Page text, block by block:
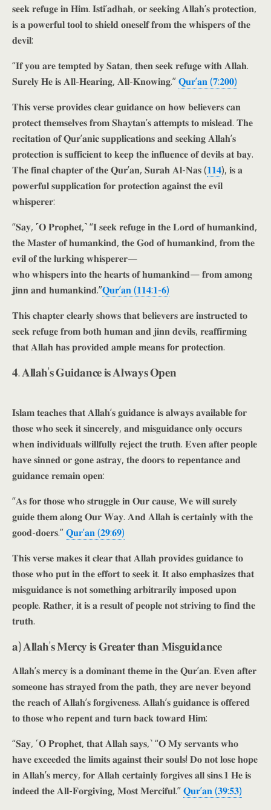
𝐬𝐞𝐞𝐤 𝐫𝐞𝐟𝐮𝐠𝐞 𝐢𝐧 𝐇𝐢𝐦. 𝐈𝐬𝐭𝐢’𝐚𝐝𝐡𝐚𝐡, 𝐨𝐫 𝐬𝐞𝐞𝐤𝐢𝐧𝐠 𝐀𝐥𝐥𝐚𝐡’𝐬 𝐩𝐫𝐨𝐭𝐞𝐜𝐭𝐢𝐨𝐧,
𝐢𝐬 𝐚 𝐩𝐨𝐰𝐞𝐫𝐟𝐮𝐥 𝐭𝐨𝐨𝐥 𝐭𝐨 𝐬𝐡𝐢𝐞𝐥𝐝 𝐨𝐧𝐞𝐬𝐞𝐥𝐟 𝐟𝐫𝐨𝐦 𝐭𝐡𝐞 𝐰𝐡𝐢𝐬𝐩𝐞𝐫𝐬 𝐨𝐟 𝐭𝐡𝐞
𝐝𝐞𝐯𝐢𝐥:
“𝐈𝐟 𝐲𝐨𝐮 𝐚𝐫𝐞 𝐭𝐞𝐦𝐩𝐭𝐞𝐝 𝐛𝐲 𝐒𝐚𝐭𝐚𝐧, 𝐭𝐡𝐞𝐧 𝐬𝐞𝐞𝐤 𝐫𝐞𝐟𝐮𝐠𝐞 𝐰𝐢𝐭𝐡 𝐀𝐥𝐥𝐚𝐡.
𝐒𝐮𝐫𝐞𝐥𝐲 𝐇𝐞 𝐢𝐬 𝐀𝐥𝐥-𝐇𝐞𝐚𝐫𝐢𝐧𝐠, 𝐀𝐥𝐥-𝐊𝐧𝐨𝐰𝐢𝐧𝐠.”𝐐𝐮𝐫’𝐚𝐧 (𝟕:𝟐𝟎𝟎)
𝐓𝐡𝐢𝐬 𝐯𝐞𝐫𝐬𝐞 𝐩𝐫𝐨𝐯𝐢𝐝𝐞𝐬 𝐜𝐥𝐞𝐚𝐫 𝐠𝐮𝐢𝐝𝐚𝐧𝐜𝐞 𝐨𝐧 𝐡𝐨𝐰 𝐛𝐞𝐥𝐢𝐞𝐯𝐞𝐫𝐬 𝐜𝐚𝐧
𝐩𝐫𝐨𝐭𝐞𝐜𝐭 𝐭𝐡𝐞𝐦𝐬𝐞𝐥𝐯𝐞𝐬 𝐟𝐫𝐨𝐦 𝐒𝐡𝐚𝐲𝐭𝐚𝐧’𝐬 𝐚𝐭𝐭𝐞𝐦𝐩𝐭𝐬 𝐭𝐨 𝐦𝐢𝐬𝐥𝐞𝐚𝐝. 𝐓𝐡𝐞
𝐫𝐞𝐜𝐢𝐭𝐚𝐭𝐢𝐨𝐧 𝐨𝐟 𝐐𝐮𝐫’𝐚𝐧𝐢𝐜 𝐬𝐮𝐩𝐩𝐥𝐢𝐜𝐚𝐭𝐢𝐨𝐧𝐬 𝐚𝐧𝐝 𝐬𝐞𝐞𝐤𝐢𝐧𝐠 𝐀𝐥𝐥𝐚𝐡’𝐬
𝐩𝐫𝐨𝐭𝐞𝐜𝐭𝐢𝐨𝐧 𝐢𝐬 𝐬𝐮𝐟𝐟𝐢𝐜𝐢𝐞𝐧𝐭 𝐭𝐨 𝐤𝐞𝐞𝐩 𝐭𝐡𝐞 𝐢𝐧𝐟𝐥𝐮𝐞𝐧𝐜𝐞 𝐨𝐟 𝐝𝐞𝐯𝐢𝐥𝐬 𝐚𝐭 𝐛𝐚𝐲.
𝐓𝐡𝐞 𝐟𝐢𝐧𝐚𝐥 𝐜𝐡𝐚𝐩𝐭𝐞𝐫 𝐨𝐟 𝐭𝐡𝐞 𝐐𝐮𝐫’𝐚𝐧, 𝐒𝐮𝐫𝐚𝐡 𝐀𝐥-𝐍𝐚𝐬 (𝟏𝟏𝟒), 𝐢𝐬 𝐚
𝐩𝐨𝐰𝐞𝐫𝐟𝐮𝐥 𝐬𝐮𝐩𝐩𝐥𝐢𝐜𝐚𝐭𝐢𝐨𝐧 𝐟𝐨𝐫 𝐩𝐫𝐨𝐭𝐞𝐜𝐭𝐢𝐨𝐧 𝐚𝐠𝐚𝐢𝐧𝐬𝐭 𝐭𝐡𝐞 𝐞𝐯𝐢𝐥
𝐰𝐡𝐢𝐬𝐩𝐞𝐫𝐞𝐫:
“𝐒𝐚𝐲, ˹𝐎 𝐏𝐫𝐨𝐩𝐡𝐞𝐭,˺ “𝐈 𝐬𝐞𝐞𝐤 𝐫𝐞𝐟𝐮𝐠𝐞 𝐢𝐧 𝐭𝐡𝐞 𝐋𝐨𝐫𝐝 𝐨𝐟 𝐡𝐮𝐦𝐚𝐧𝐤𝐢𝐧𝐝,
𝐭𝐡𝐞 𝐌𝐚𝐬𝐭𝐞𝐫 𝐨𝐟 𝐡𝐮𝐦𝐚𝐧𝐤𝐢𝐧𝐝, 𝐭𝐡𝐞 𝐆𝐨𝐝 𝐨𝐟 𝐡𝐮𝐦𝐚𝐧𝐤𝐢𝐧𝐝, 𝐟𝐫𝐨𝐦 𝐭𝐡𝐞
𝐞𝐯𝐢𝐥 𝐨𝐟 𝐭𝐡𝐞 𝐥𝐮𝐫𝐤𝐢𝐧𝐠 𝐰𝐡𝐢𝐬𝐩𝐞𝐫𝐞𝐫—
𝐰𝐡𝐨 𝐰𝐡𝐢𝐬𝐩𝐞𝐫𝐬 𝐢𝐧𝐭𝐨 𝐭𝐡𝐞 𝐡𝐞𝐚𝐫𝐭𝐬 𝐨𝐟 𝐡𝐮𝐦𝐚𝐧𝐤𝐢𝐧𝐝— 𝐟𝐫𝐨𝐦 𝐚𝐦𝐨𝐧𝐠
𝐣𝐢𝐧𝐧 𝐚𝐧𝐝 𝐡𝐮𝐦𝐚𝐧𝐤𝐢𝐧𝐝.”𝐐𝐮𝐫’𝐚𝐧 (𝟏𝟏𝟒:𝟏-𝟔)
𝐓𝐡𝐢𝐬 𝐜𝐡𝐚𝐩𝐭𝐞𝐫 𝐜𝐥𝐞𝐚𝐫𝐥𝐲 𝐬𝐡𝐨𝐰𝐬 𝐭𝐡𝐚𝐭 𝐛𝐞𝐥𝐢𝐞𝐯𝐞𝐫𝐬 𝐚𝐫𝐞 𝐢𝐧𝐬𝐭𝐫𝐮𝐜𝐭𝐞𝐝 𝐭𝐨
𝐬𝐞𝐞𝐤 𝐫𝐞𝐟𝐮𝐠𝐞 𝐟𝐫𝐨𝐦 𝐛𝐨𝐭𝐡 𝐡𝐮𝐦𝐚𝐧 𝐚𝐧𝐝 𝐣𝐢𝐧𝐧 𝐝𝐞𝐯𝐢𝐥𝐬, 𝐫𝐞𝐚𝐟𝐟𝐢𝐫𝐦𝐢𝐧𝐠
𝐭𝐡𝐚𝐭 𝐀𝐥𝐥𝐚𝐡 𝐡𝐚𝐬 𝐩𝐫𝐨𝐯𝐢𝐝𝐞𝐝 𝐚𝐦𝐩𝐥𝐞 𝐦𝐞𝐚𝐧𝐬 𝐟𝐨𝐫 𝐩𝐫𝐨𝐭𝐞𝐜𝐭𝐢𝐨𝐧.
𝟒. 𝐀𝐥𝐥𝐚𝐡’𝐬 𝐆𝐮𝐢𝐝𝐚𝐧𝐜𝐞 𝐢𝐬 𝐀𝐥𝐰𝐚𝐲𝐬 𝐎𝐩𝐞𝐧
𝐈𝐬𝐥𝐚𝐦 𝐭𝐞𝐚𝐜𝐡𝐞𝐬 𝐭𝐡𝐚𝐭 𝐀𝐥𝐥𝐚𝐡’𝐬 𝐠𝐮𝐢𝐝𝐚𝐧𝐜𝐞 𝐢𝐬 𝐚𝐥𝐰𝐚𝐲𝐬 𝐚𝐯𝐚𝐢𝐥𝐚𝐛𝐥𝐞 𝐟𝐨𝐫
𝐭𝐡𝐨𝐬𝐞 𝐰𝐡𝐨 𝐬𝐞𝐞𝐤 𝐢𝐭 𝐬𝐢𝐧𝐜𝐞𝐫𝐞𝐥𝐲, 𝐚𝐧𝐝 𝐦𝐢𝐬𝐠𝐮𝐢𝐝𝐚𝐧𝐜𝐞 𝐨𝐧𝐥𝐲 𝐨𝐜𝐜𝐮𝐫𝐬
𝐰𝐡𝐞𝐧 𝐢𝐧𝐝𝐢𝐯𝐢𝐝𝐮𝐚𝐥𝐬 𝐰𝐢𝐥𝐥𝐟𝐮𝐥𝐥𝐲 𝐫𝐞𝐣𝐞𝐜𝐭 𝐭𝐡𝐞 𝐭𝐫𝐮𝐭𝐡. 𝐄𝐯𝐞𝐧 𝐚𝐟𝐭𝐞𝐫 𝐩𝐞𝐨𝐩𝐥𝐞
𝐡𝐚𝐯𝐞 𝐬𝐢𝐧𝐧𝐞𝐝 𝐨𝐫 𝐠𝐨𝐧𝐞 𝐚𝐬𝐭𝐫𝐚𝐲, 𝐭𝐡𝐞 𝐝𝐨𝐨𝐫𝐬 𝐭𝐨 𝐫𝐞𝐩𝐞𝐧𝐭𝐚𝐧𝐜𝐞 𝐚𝐧𝐝
𝐠𝐮𝐢𝐝𝐚𝐧𝐜𝐞 𝐫𝐞𝐦𝐚𝐢𝐧 𝐨𝐩𝐞𝐧:
“𝐀𝐬 𝐟𝐨𝐫 𝐭𝐡𝐨𝐬𝐞 𝐰𝐡𝐨 𝐬𝐭𝐫𝐮𝐠𝐠𝐥𝐞 𝐢𝐧 𝐎𝐮𝐫 𝐜𝐚𝐮𝐬𝐞, 𝐖𝐞 𝐰𝐢𝐥𝐥 𝐬𝐮𝐫𝐞𝐥𝐲
𝐠𝐮𝐢𝐝𝐞 𝐭𝐡𝐞𝐦 𝐚𝐥𝐨𝐧𝐠 𝐎𝐮𝐫 𝐖𝐚𝐲. 𝐀𝐧𝐝 𝐀𝐥𝐥𝐚𝐡 𝐢𝐬 𝐜𝐞𝐫𝐭𝐚𝐢𝐧𝐥𝐲 𝐰𝐢𝐭𝐡 𝐭𝐡𝐞
𝐠𝐨𝐨𝐝-𝐝𝐨𝐞𝐫𝐬.”𝐐𝐮𝐫’𝐚𝐧 (𝟐𝟗:𝟔𝟗)
𝐓𝐡𝐢𝐬 𝐯𝐞𝐫𝐬𝐞 𝐦𝐚𝐤𝐞𝐬 𝐢𝐭 𝐜𝐥𝐞𝐚𝐫 𝐭𝐡𝐚𝐭 𝐀𝐥𝐥𝐚𝐡 𝐩𝐫𝐨𝐯𝐢𝐝𝐞𝐬 𝐠𝐮𝐢𝐝𝐚𝐧𝐜𝐞 𝐭𝐨
𝐭𝐡𝐨𝐬𝐞 𝐰𝐡𝐨 𝐩𝐮𝐭 𝐢𝐧 𝐭𝐡𝐞 𝐞𝐟𝐟𝐨𝐫𝐭 𝐭𝐨 𝐬𝐞𝐞𝐤 𝐢𝐭. 𝐈𝐭 𝐚𝐥𝐬𝐨 𝐞𝐦𝐩𝐡𝐚𝐬𝐢𝐳𝐞𝐬 𝐭𝐡𝐚𝐭
𝐦𝐢𝐬𝐠𝐮𝐢𝐝𝐚𝐧𝐜𝐞 𝐢𝐬 𝐧𝐨𝐭 𝐬𝐨𝐦𝐞𝐭𝐡𝐢𝐧𝐠 𝐚𝐫𝐛𝐢𝐭𝐫𝐚𝐫𝐢𝐥𝐲 𝐢𝐦𝐩𝐨𝐬𝐞𝐝 𝐮𝐩𝐨𝐧
𝐩𝐞𝐨𝐩𝐥𝐞. 𝐑𝐚𝐭𝐡𝐞𝐫, 𝐢𝐭 𝐢𝐬 𝐚 𝐫𝐞𝐬𝐮𝐥𝐭 𝐨𝐟 𝐩𝐞𝐨𝐩𝐥𝐞 𝐧𝐨𝐭 𝐬𝐭𝐫𝐢𝐯𝐢𝐧𝐠 𝐭𝐨 𝐟𝐢𝐧𝐝 𝐭𝐡𝐞
𝐭𝐫𝐮𝐭𝐡.
𝐚) 𝐀𝐥𝐥𝐚𝐡’𝐬 𝐌𝐞𝐫𝐜𝐲 𝐢𝐬 𝐆𝐫𝐞𝐚𝐭𝐞𝐫 𝐭𝐡𝐚𝐧 𝐌𝐢𝐬𝐠𝐮𝐢𝐝𝐚𝐧𝐜𝐞
𝐀𝐥𝐥𝐚𝐡’𝐬 𝐦𝐞𝐫𝐜𝐲 𝐢𝐬 𝐚 𝐝𝐨𝐦𝐢𝐧𝐚𝐧𝐭 𝐭𝐡𝐞𝐦𝐞 𝐢𝐧 𝐭𝐡𝐞 𝐐𝐮𝐫’𝐚𝐧. 𝐄𝐯𝐞𝐧 𝐚𝐟𝐭𝐞𝐫
𝐬𝐨𝐦𝐞𝐨𝐧𝐞 𝐡𝐚𝐬 𝐬𝐭𝐫𝐚𝐲𝐞𝐝 𝐟𝐫𝐨𝐦 𝐭𝐡𝐞 𝐩𝐚𝐭𝐡, 𝐭𝐡𝐞𝐲 𝐚𝐫𝐞 𝐧𝐞𝐯𝐞𝐫 𝐛𝐞𝐲𝐨𝐧𝐝
𝐭𝐡𝐞 𝐫𝐞𝐚𝐜𝐡 𝐨𝐟 𝐀𝐥𝐥𝐚𝐡’𝐬 𝐟𝐨𝐫𝐠𝐢𝐯𝐞𝐧𝐞𝐬𝐬. 𝐀𝐥𝐥𝐚𝐡’𝐬 𝐠𝐮𝐢𝐝𝐚𝐧𝐜𝐞 𝐢𝐬 𝐨𝐟𝐟𝐞𝐫𝐞𝐝
𝐭𝐨 𝐭𝐡𝐨𝐬𝐞 𝐰𝐡𝐨 𝐫𝐞𝐩𝐞𝐧𝐭 𝐚𝐧𝐝 𝐭𝐮𝐫𝐧 𝐛𝐚𝐜𝐤 𝐭𝐨𝐰𝐚𝐫𝐝 𝐇𝐢𝐦:
“𝐒𝐚𝐲, ˹𝐎 𝐏𝐫𝐨𝐩𝐡𝐞𝐭, 𝐭𝐡𝐚𝐭 𝐀𝐥𝐥𝐚𝐡 𝐬𝐚𝐲𝐬,˺ “𝐎 𝐌𝐲 𝐬𝐞𝐫𝐯𝐚𝐧𝐭𝐬 𝐰𝐡𝐨
𝐡𝐚𝐯𝐞 𝐞𝐱𝐜𝐞𝐞𝐝𝐞𝐝 𝐭𝐡𝐞 𝐥𝐢𝐦𝐢𝐭𝐬 𝐚𝐠𝐚𝐢𝐧𝐬𝐭 𝐭𝐡𝐞𝐢𝐫 𝐬𝐨𝐮𝐥𝐬! 𝐃𝐨 𝐧𝐨𝐭 𝐥𝐨𝐬𝐞 𝐡𝐨𝐩𝐞
𝐢𝐧 𝐀𝐥𝐥𝐚𝐡’𝐬 𝐦𝐞𝐫𝐜𝐲, 𝐟𝐨𝐫 𝐀𝐥𝐥𝐚𝐡 𝐜𝐞𝐫𝐭𝐚𝐢𝐧𝐥𝐲 𝐟𝐨𝐫𝐠𝐢𝐯𝐞𝐬 𝐚𝐥𝐥 𝐬𝐢𝐧𝐬.𝟏 𝐇𝐞 𝐢𝐬
𝐢𝐧𝐝𝐞𝐞𝐝 𝐭𝐡𝐞 𝐀𝐥𝐥-𝐅𝐨𝐫𝐠𝐢𝐯𝐢𝐧𝐠, 𝐌𝐨𝐬𝐭 𝐌𝐞𝐫𝐜𝐢𝐟𝐮𝐥.”𝐐𝐮𝐫’𝐚𝐧 (𝟑𝟗:𝟓𝟑)